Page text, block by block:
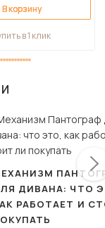
В корзину
в 1 клик
ДИВАНА: ЧТО
РАБОТАЕТ И